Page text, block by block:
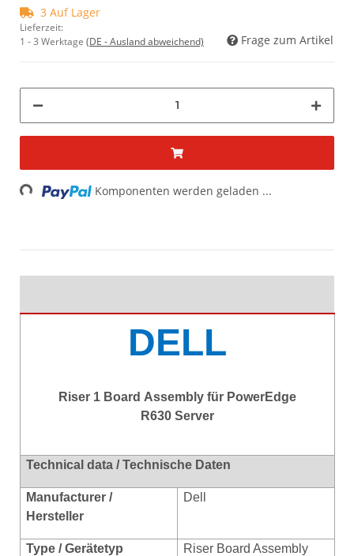
3 Auf Lager
Lieferzeit:
1 - 3 Werktage (DE - Ausland abweichend) Frage zum Artikel
Loading... Komponenten werden geladen ...
DELL
Riser 1 Board Assembly für PowerEdge
R630 Server
Technical data / Technische Daten
Manufacturer /
Hersteller
Dell
Type / Gerätetyp Riser Board Assembly